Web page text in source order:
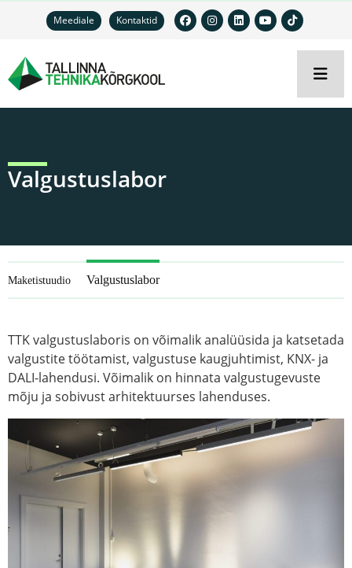
Meediale Kontaktid
Valgustuslabor
Maketistuudio Valgustuslabor
TTK valgustuslaboris on võimalik analüüsida ja katsetada
valgustite töötamist, valgustuse kaugjuhtimist, KNX- ja
DALI-lahendusi. Võimalik on hinnata valgustugevuste
mõju ja sobivust arhitektuurses lahenduses.